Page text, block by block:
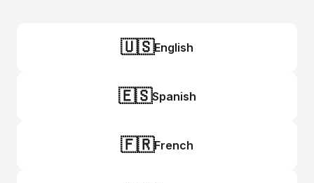
🇺🇸English
🇪🇸Spanish
🇫🇷French